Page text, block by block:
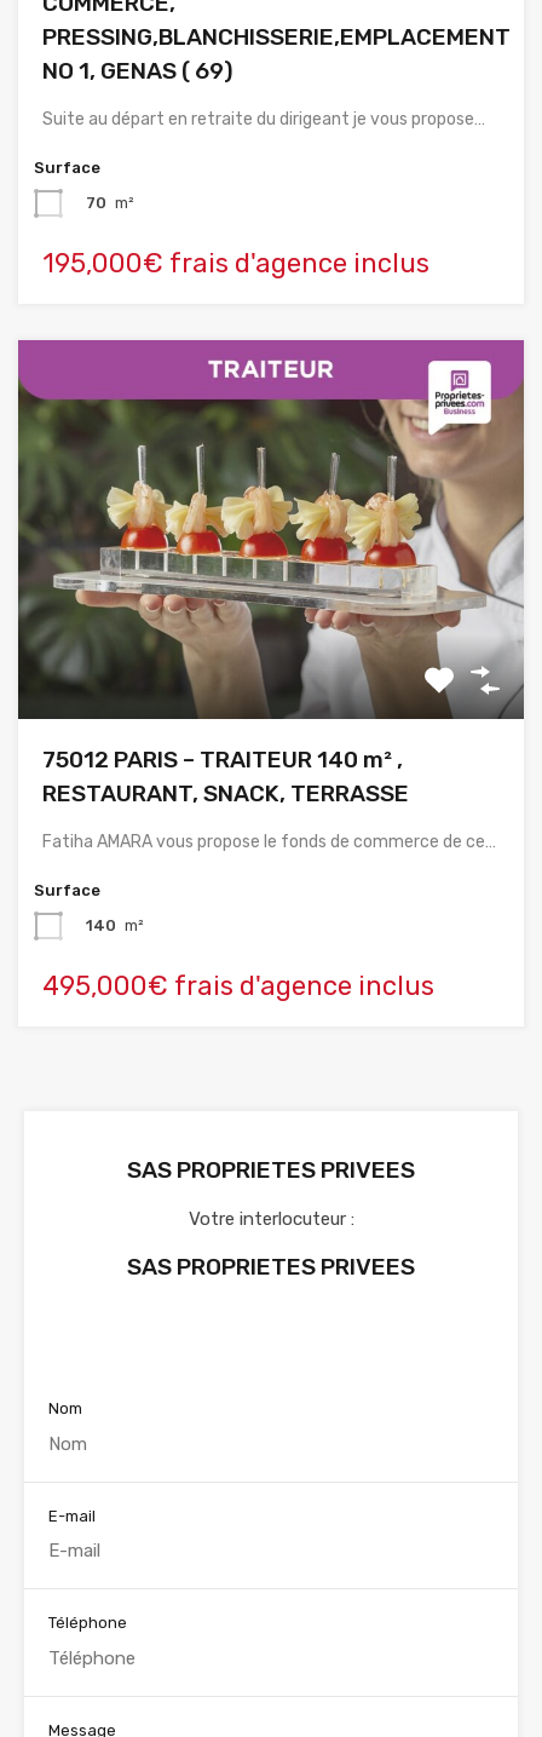
PRESSING,BLANCHISSERIE,EMPLACEMENT
NO 1, GENAS ( 69)
Suite au départ en retraite du dirigeant je vous propose…
Surface
70 m²
195,000€ frais d'agence inclus
75012 PARIS – TRAITEUR 140 m² ,
RESTAURANT, SNACK, TERRASSE
Fatiha AMARA vous propose le fonds de commerce de ce…
Surface
140 m²
495,000€ frais d'agence inclus
SAS PROPRIETES PRIVEES
Votre interlocuteur :
SAS PROPRIETES PRIVEES
Nom
E-mail
Téléphone
Message